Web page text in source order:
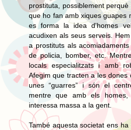
prostituta, possiblement
que ho fan amb xiques guapes
es forma la idea d'homes
acudixen als seus serveis.
a prostituts als
de policia, bomber, etc.
locals especialitzats i amb
Afegim que tracten a les dones
unes “guarres” i són el
mentre que amb els
interessa massa a la gent.
També aquesta societat ens